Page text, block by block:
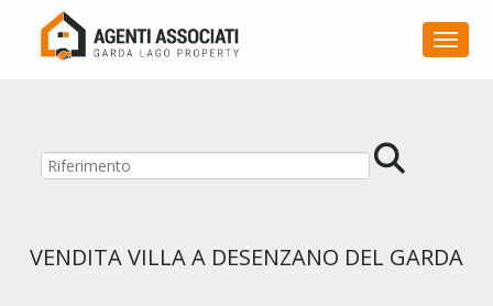
VENDITA VILLA A DESENZANO DEL GARDA